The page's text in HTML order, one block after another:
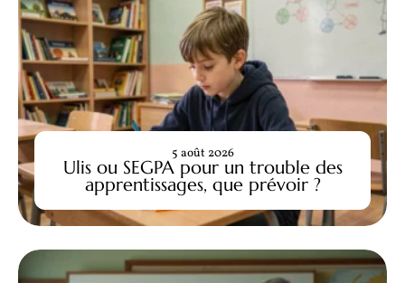
Ulis ou SEGPA pour un trouble des
apprentissages, que prévoir ?
5 août 2026